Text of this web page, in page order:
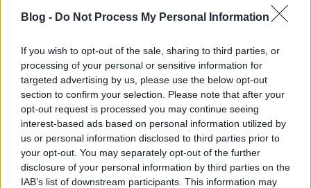
Blog - Do Not Process My Personal Information
If you wish to opt-out of the sale, sharing to third parties, or
processing of your personal or sensitive information for
targeted advertising by us, please use the below opt-out
section to confirm your selection. Please note that after your
opt-out request is processed you may continue seeing
interest-based ads based on personal information utilized by
us or personal information disclosed to third parties prior to
your opt-out. You may separately opt-out of the further
disclosure of your personal information by third parties on the
IAB’s list of downstream participants. This information may
keresztül gyönyörűen mutatja be, hogy az ember
vékony a határvonal fájdalom és gyönyör között;
hogy egyszerre zsigeri és érzéki élmény a gyilkosság.
„Ez az ő életműve – csodálatra méltó dolog, örökkön
örökké élni fog.” Szabadságról és a művészet
természetéről gondolkodunk, arról, hogy milyen
nagy is lehet az ára egy műalkotásnak. „– Elmondja
most az igazságot? Rólam. A Művemről. Az
Átlényegülésemről. A Művészetemről, Mr. Lounds.
Művészet ez? – Művészet.”